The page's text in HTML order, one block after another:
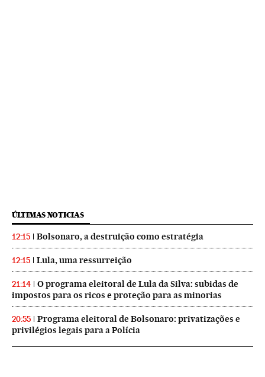
ÚLTIMAS NOTICIAS
12:15 Bolsonaro, a destruição como estratégia
12:15 Lula, uma ressurreição
21:14
O programa eleitoral de Lula da Silva: subidas de
impostos para os ricos e proteção para as minorias
20:55
Programa eleitoral de Bolsonaro: privatizações e
privilégios legais para a Polícia